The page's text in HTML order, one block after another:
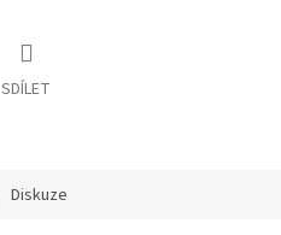
SDÍLET
Diskuze